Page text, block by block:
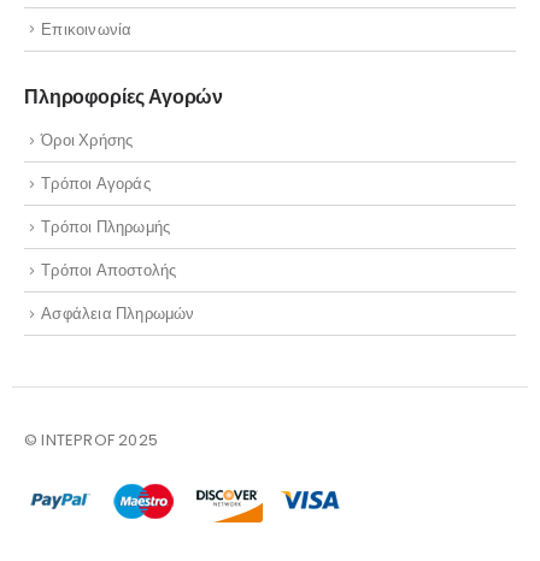
Επικοινωνία
Πληροφορίες Αγορών
Όροι Χρήσης
Τρόποι Αγοράς
Τρόποι Πληρωμής
Τρόποι Αποστολής
Ασφάλεια Πληρωμών
© INTEPROF 2025